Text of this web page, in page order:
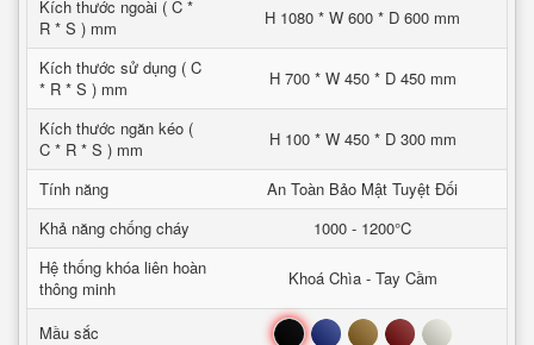
Kích thước ngoài ( C *
R * S ) mm
H 1080 * W 600 * D 600 mm
Kích thước sử dụng ( C
* R * S ) mm
H 700 * W 450 * D 450 mm
Kích thước ngăn kéo (
C * R * S ) mm
H 100 * W 450 * D 300 mm
Tính năng
An Toàn Bảo Mật Tuyệt Đối
Khả năng chống cháy
1000 - 1200°C
Hệ thống khóa liên hoàn
thông minh
Khoá Chìa - Tay Cầm
Mầu sắc Đen Xanh Nâu Đỏ Trắng